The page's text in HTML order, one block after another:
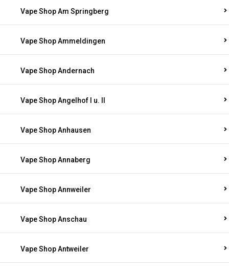
Vape Shop Am Springberg
Vape Shop Ammeldingen
Vape Shop Andernach
Vape Shop Angelhof I u. II
Vape Shop Anhausen
Vape Shop Annaberg
Vape Shop Annweiler
Vape Shop Anschau
Vape Shop Antweiler